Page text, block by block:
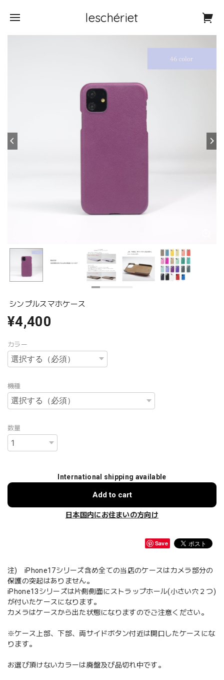
leschériet
シンプルスマホケース
¥4,400
カラー
機種
数量
International shipping available
Add to cart
日本国内にお住まいの方向け
Save
注) iPhone17シリーズ含め全ての当店のケースはカメラ部分の
保護の突起はありません。
iPhone13シリーズは片側側面にストラップホール(小さい穴２つ)
が付いたケースになります。
カメラはケースから出た状態になりますのでご注意ください。
※ケース上部、下部、両サイドボタン付近は開口したケースにな
ります。
お選び頂けないカラーは廃盤及び品切れ中です。